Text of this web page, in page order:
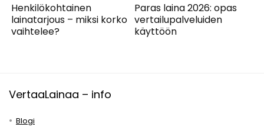
Henkilökohtainen
lainatarjous – miksi korko
vaihtelee?
Paras laina 2026: opas
vertailupalveluiden
käyttöön
VertaaLainaa – info
Blogi